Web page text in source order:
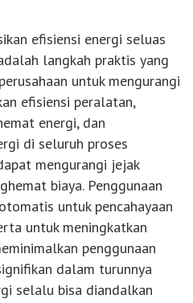
efisiensi energi seluas
langkah praktis yang
untuk mengurangi
efisiensi peralatan,
energi, dan
di seluruh proses
mengurangi jejak
biaya. Penggunaan
untuk pencahayaan
untuk meningkatkan
penggunaan
dalam turunnya
selalu bisa diandalkan